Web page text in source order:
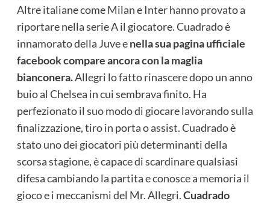
Altre italiane come Milan e Inter hanno provato a
riportare nella serie A il giocatore. Cuadrado è
innamorato della Juve enella sua pagina ufficiale
facebook compare ancora con la maglia
bianconera.Allegri lo fatto rinascere dopo un anno
buio al Chelsea in cui sembrava finito. Ha
perfezionato il suo modo di giocare lavorando sulla
finalizzazione, tiro in porta o assist. Cuadrado è
stato uno dei giocatori più determinanti della
scorsa stagione, è capace di scardinare qualsiasi
difesa cambiando la partita e conosce a memoria il
gioco e i meccanismi del Mr. Allegri.Cuadrado